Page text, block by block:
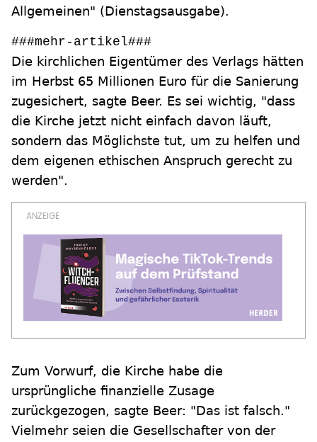
Allgemeinen" (Dienstagsausgabe).
###mehr-artikel###
Die kirchlichen Eigentümer des Verlags hätten
im Herbst 65 Millionen Euro für die Sanierung
zugesichert, sagte Beer. Es sei wichtig, "dass
die Kirche jetzt nicht einfach davon läuft,
sondern das Möglichste tut, um zu helfen und
dem eigenen ethischen Anspruch gerecht zu
werden".
Zum Vorwurf, die Kirche habe die
ursprüngliche finanzielle Zusage
zurückgezogen, sagte Beer: "Das ist falsch."
Vielmehr seien die Gesellschafter von der